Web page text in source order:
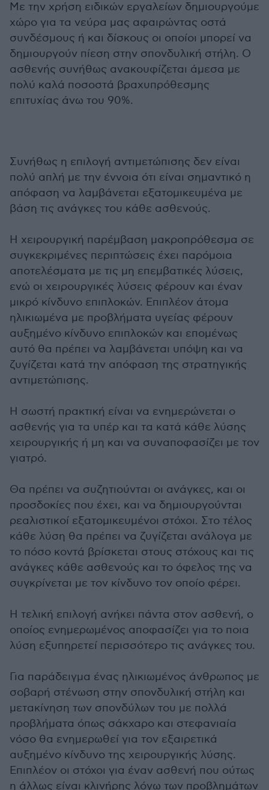
Με την χρήση ειδικών εργαλείων δημιουργούμε
χώρο για τα νεύρα μας αφαιρώντας οστά
συνδέσμους ή και δίσκους οι οποίοι μπορεί να
δημιουργούν πίεση στην σπονδυλική στήλη. Ο
ασθενής συνήθως ανακουφίζεται άμεσα με
πολύ καλά ποσοστά βραχυπρόθεσμης
επιτυχίας άνω του 90%.
Συνήθως η επιλογή αντιμετώπισης δεν είναι
πολύ απλή με την έννοια ότι είναι σημαντικό η
απόφαση να λαμβάνεται εξατομικευμένα με
βάση τις ανάγκες του κάθε ασθενούς.
Η χειρουργική παρέμβαση μακροπρόθεσμα σε
συγκεκριμένες περιπτώσεις έχει παρόμοια
αποτελέσματα με τις μη επεμβατικές λύσεις,
ενώ οι χειρουργικές λύσεις φέρουν και έναν
μικρό κίνδυνο επιπλοκών. Επιπλέον άτομα
ηλικιωμένα με προβλήματα υγείας φέρουν
αυξημένο κίνδυνο επιπλοκών και επομένως
αυτό θα πρέπει να λαμβάνεται υπόψη και να
ζυγίζεται κατά την απόφαση της στρατηγικής
αντιμετώπισης.
Η σωστή πρακτική είναι να ενημερώνεται ο
ασθενής για τα υπέρ και τα κατά κάθε λύσης
χειρουργικής ή μη και να συναποφασίζει με τον
γιατρό.
Θα πρέπει να συζητιούνται οι ανάγκες, και οι
προσδοκίες που έχει, και να δημιουργούνται
ρεαλιστικοί εξατομικευμένοι στόχοι. Στο τέλος
κάθε λύση θα πρέπει να ζυγίζεται ανάλογα με
το πόσο κοντά βρίσκεται στους στόχους και τις
ανάγκες κάθε ασθενούς και το όφελος της να
συγκρίνεται με τον κίνδυνο τον οποίο φέρει.
Η τελική επιλογή ανήκει πάντα στον ασθενή, ο
οποίος ενημερωμένος αποφασίζει για το ποια
λύση εξυπηρετεί περισσότερο τις ανάγκες του.
Για παράδειγμα ένας ηλικιωμένος άνθρωπος με
σοβαρή στένωση στην σπονδυλική στήλη και
μετακίνηση των σπονδύλων του με πολλά
προβλήματα όπως σάκχαρο και στεφανιαία
νόσο θα ενημερωθεί για τον εξαιρετικά
αυξημένο κίνδυνο της χειρουργικής λύσης.
Επιπλέον οι στόχοι για έναν ασθενή που ούτως
η άλλως είναι κλινήρης λόγω των προβλημάτων